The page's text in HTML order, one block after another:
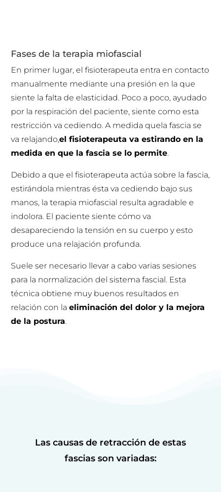
Fases de la terapia miofascial
En primer lugar, el fisioterapeuta entra en contacto
manualmente mediante una presión en la que
siente la falta de elasticidad. Poco a poco, ayudado
por la respiración del paciente, siente como esta
restricción va cediendo. A medida quela fascia se
va relajando,el fisioterapeuta va estirando en la
medida en que la fascia se lo permite.
Debido a que el fisioterapeuta actúa sobre la fascia,
estirándola mientras ésta va cediendo bajo sus
manos, la terapia miofascial resulta agradable e
indolora. El paciente siente cómo va
desapareciendo la tensión en su cuerpo y esto
produce una relajación profunda.
Suele ser necesario llevar a cabo varias sesiones
para la normalización del sistema fascial. Esta
técnica obtiene muy buenos resultados en
relación con laeliminación del dolor y la mejora
de la postura.
Las causas de retracción de estas
fascias son variadas: